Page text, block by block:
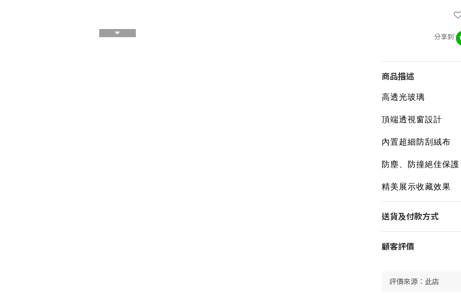
分享到
商品描述
高透光玻璃
頂端透視窗設計
內置超細防刮絨布
防塵、防撞絕佳保護
精美展示收藏效果
送貨及付款方式
顧客評價